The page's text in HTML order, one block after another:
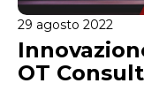
29 agosto 2022
OT